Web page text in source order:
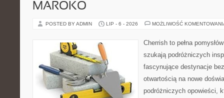
MAROKO
POSTED BY ADMIN LIP - 6 - 2026 MOŻLIWOŚĆ
Cherrish to pełna
szukają podróżniczych
fascynujące destynacje
otwartością na nowe
podróżniczych opowieści,